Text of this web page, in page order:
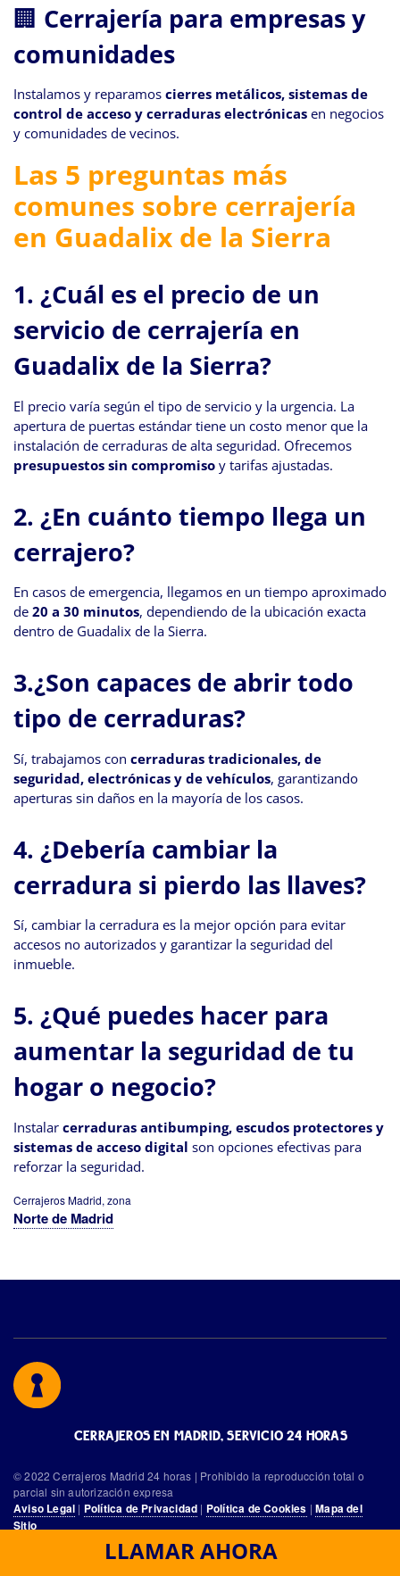
LLAMAR AHORA
🏢 Cerrajería para empresas y
comunidades
Instalamos y reparamos cierres metálicos, sistemas de
control de acceso y cerraduras electrónicas en negocios
y comunidades de vecinos.
Las 5 preguntas más
comunes sobre cerrajería
en Guadalix de la Sierra
1. ¿Cuál es el precio de un
servicio de cerrajería en
Guadalix de la Sierra?
El precio varía según el tipo de servicio y la urgencia. La
apertura de puertas estándar tiene un costo menor que la
instalación de cerraduras de alta seguridad. Ofrecemos
presupuestos sin compromiso y tarifas ajustadas.
2. ¿En cuánto tiempo llega un
cerrajero?
En casos de emergencia, llegamos en un tiempo aproximado
de 20 a 30 minutos, dependiendo de la ubicación exacta
dentro de Guadalix de la Sierra.
3.¿Son capaces de abrir todo
tipo de cerraduras?
Sí, trabajamos con cerraduras tradicionales, de
seguridad, electrónicas y de vehículos, garantizando
aperturas sin daños en la mayoría de los casos.
4. ¿Debería cambiar la
cerradura si pierdo las llaves?
Sí, cambiar la cerradura es la mejor opción para evitar
accesos no autorizados y garantizar la seguridad del
inmueble.
5. ¿Qué puedes hacer para
aumentar la seguridad de tu
hogar o negocio?
Instalar cerraduras antibumping, escudos protectores y
sistemas de acceso digital son opciones efectivas para
reforzar la seguridad.
Cerrajeros Madrid, zona
Norte de Madrid
CERRAJEROS EN MADRID, SERVICIO 24 HORAS
© 2022 Cerrajeros Madrid 24 horas | Prohibido la reproducción total o
parcial sin autorización expresa
Aviso Legal | Política de Privacidad | Política de Cookies |Mapa del
Sitio